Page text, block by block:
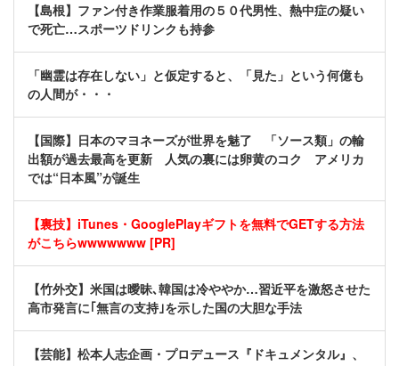
【島根】ファン付き作業服着用の５０代男性、熱中症の疑い
で死亡…スポーツドリンクも持参
「幽霊は存在しない」と仮定すると、「見た」という何億も
の人間が・・・
【国際】日本のマヨネーズが世界を魅了 「ソース類」の輸
出額が過去最高を更新 人気の裏には卵黄のコク アメリカ
では“日本風”が誕生
【裏技】iTunes・GooglePlayギフトを無料でGETする方法
がこちらwwwwwww [PR]
【竹外交】米国は曖昧､韓国は冷ややか…習近平を激怒させた
高市発言に｢無言の支持｣を示した国の大胆な手法
【芸能】松本人志企画・プロデュース『ドキュメンタル』、